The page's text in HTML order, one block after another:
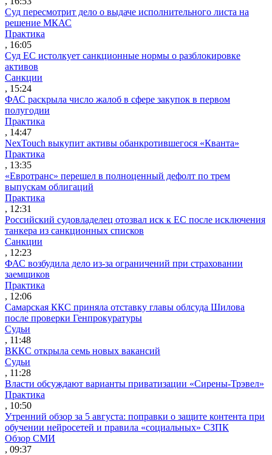
Суд пересмотрит дело о выдаче исполнительного листа на
решение МКАС
Практика
, 16:05
Суд ЕС истолкует санкционные нормы о разблокировке
активов
Санкции
, 15:24
ФАС раскрыла число жалоб в сфере закупок в первом
полугодии
Практика
, 14:47
NexTouch выкупит активы обанкротившегося «Кванта»
Практика
, 13:35
«Евротранс» перешел в полноценный дефолт по трем
выпускам облигаций
Практика
, 12:31
Российский судовладелец отозвал иск к ЕС после исключения
танкера из санкционных списков
Санкции
, 12:23
ФАС возбудила дело из-за ограничений при страховании
заемщиков
Практика
, 12:06
Самарская ККС приняла отставку главы облсуда Шилова
после проверки Генпрокуратуры
Судьи
, 11:48
ВККС открыла семь новых вакансий
Судьи
, 11:28
Власти обсуждают варианты приватизации «Сирены-Трэвел»
Практика
, 10:50
Утренний обзор за 5 августа: поправки о защите контента при
обучении нейросетей и правила «социальных» СЗПК
Обзор СМИ
, 09:37